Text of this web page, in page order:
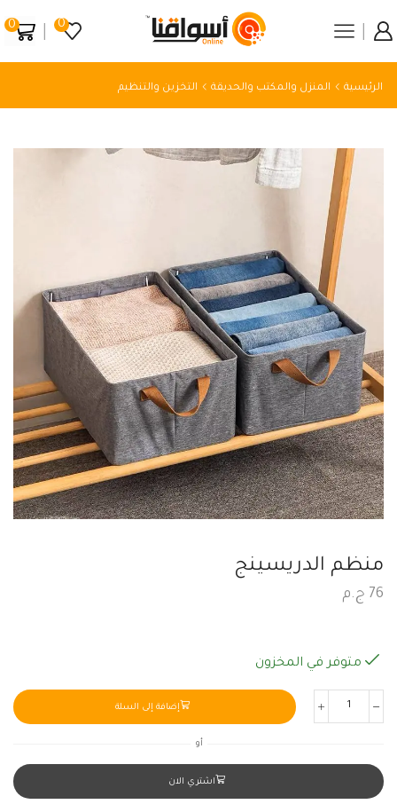
0
0
الرئيسية المنزل والمكتب والحديقة التخزين والتنظيم
منظم الدريسينج
76 ج.م
متوفر في المخزون
إضافة إلى السلة
أو
اشتري الان